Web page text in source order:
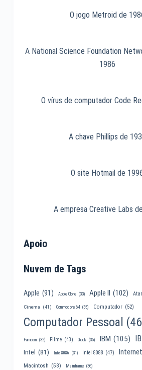
O jogo Metroid de
A National Science Foundation
1986
O vírus de computador Code
A chave Phillips de
O site Hotmail de
A empresa Creative Labs
Apoio
Nuvem de Tags
Apple (91) Apple Clone (33) Apple II (102)
Cinema (41) Commodore 64 (35) Computador (52)
Computador Pessoal
Famicom (32) Filme (43) Geek (35) IBM (105)
Intel (81) Intel 8086 (31) Intel 8088 (47) Internet
Macintosh (58) Mainframe (36)